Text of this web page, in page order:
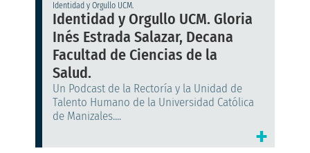
Identidad y Orgullo UCM.
Identidad y Orgullo UCM. Gloria
Inés Estrada Salazar, Decana
Facultad de Ciencias de la
Salud.
Un Podcast de la Rectoría y la Unidad de
Talento Humano de la Universidad Católica
de Manizales....
+